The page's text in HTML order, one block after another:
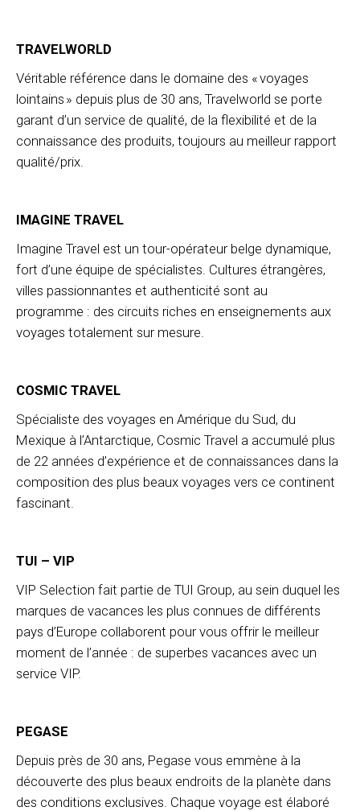
TRAVELWORLD
Véritable référence dans le domaine des « voyages
lointains » depuis plus de 30 ans, Travelworld se porte
garant d’un service de qualité, de la flexibilité et de la
connaissance des produits, toujours au meilleur rapport
qualité/prix.
IMAGINE TRAVEL
Imagine Travel est un tour-opérateur belge dynamique,
fort d’une équipe de spécialistes. Cultures étrangères,
villes passionnantes et authenticité sont au
programme : des circuits riches en enseignements aux
voyages totalement sur mesure.
COSMIC TRAVEL
Spécialiste des voyages en Amérique du Sud, du
Mexique à l’Antarctique, Cosmic Travel a accumulé plus
de 22 années d’expérience et de connaissances dans la
composition des plus beaux voyages vers ce continent
fascinant.
TUI – VIP
VIP Selection fait partie de TUI Group, au sein duquel les
marques de vacances les plus connues de différents
pays d’Europe collaborent pour vous offrir le meilleur
moment de l’année : de superbes vacances avec un
service VIP.
PEGASE
Depuis près de 30 ans, Pegase vous emmène à la
découverte des plus beaux endroits de la planète dans
des conditions exclusives. Chaque voyage est élaboré